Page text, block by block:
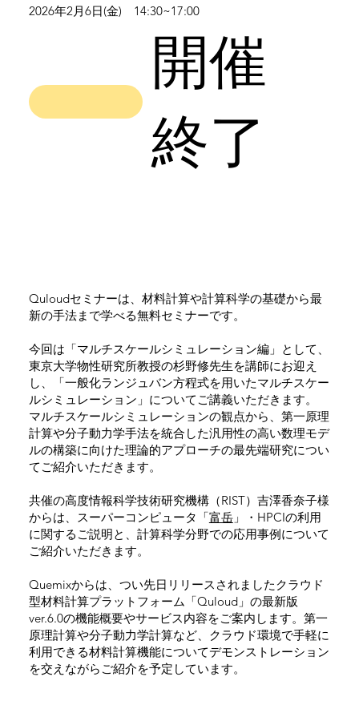
2026年2月6日(金) 14:30~17:00
開催
終了
Quloudセミナーは、材料計算や計算科学の基礎から最
新の手法まで学べる無料セミナーです。
今回は「マルチスケールシミュレーション編」として、
東京大学物性研究所教授の杉野修先生を講師にお迎え
し、「一般化ランジュバン方程式を用いたマルチスケー
ルシミュレーション」についてご講義いただきます。
マルチスケールシミュレーションの観点から、第一原理
計算や分子動力学手法を統合した汎用性の高い数理モデ
ルの構築に向けた理論的アプローチの最先端研究につい
てご紹介いただきます。
共催の高度情報科学技術研究機構（RIST）吉澤香奈子様
からは、スーパーコンピュータ「富岳」・HPCIの利用
に関するご説明と、計算科学分野での応用事例について
ご紹介いただきます。
Quemixからは、つい先日リリースされましたクラウド
型材料計算プラットフォーム「Quloud」の最新版
ver.6.0の機能概要やサービス内容をご案内します。第一
原理計算や分子動力学計算など、クラウド環境で手軽に
利用できる材料計算機能についてデモンストレーション
を交えながらご紹介を予定しています。